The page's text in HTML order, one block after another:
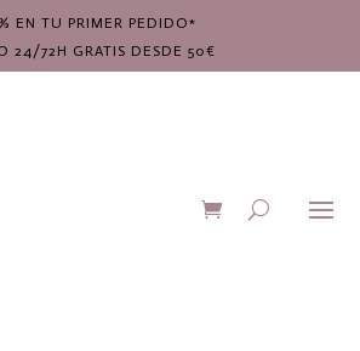
EN TU PRIMER PEDIDO*
24/72H GRATIS DESDE 50€